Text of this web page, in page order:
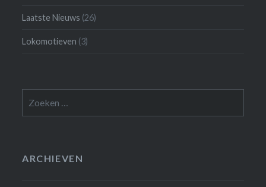
Laatste Nieuws (26)
Lokomotieven (3)
naar:
ARCHIEVEN